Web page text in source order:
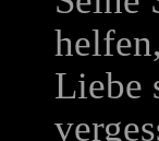
Liebe